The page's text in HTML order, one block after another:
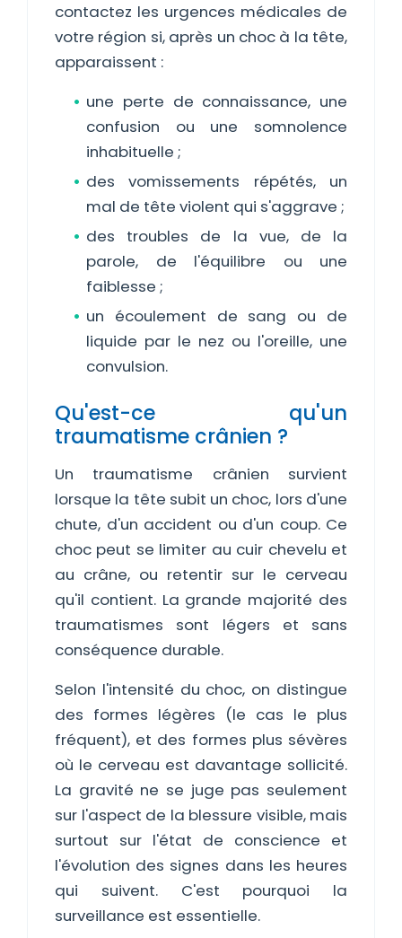
contactez les urgences médicales de
votre région si, après un choc à la tête,
apparaissent :
une perte de connaissance, une
confusion ou une somnolence
inhabituelle ;
des vomissements répétés, un
mal de tête violent qui s'aggrave ;
des troubles de la vue, de la
parole, de l'équilibre ou une
faiblesse ;
un écoulement de sang ou de
liquide par le nez ou l'oreille, une
convulsion.
Qu'est-ce qu'un
traumatisme crânien ?
Un traumatisme crânien survient
lorsque la tête subit un choc, lors d'une
chute, d'un accident ou d'un coup. Ce
choc peut se limiter au cuir chevelu et
au crâne, ou retentir sur le cerveau
qu'il contient. La grande majorité des
traumatismes sont légers et sans
conséquence durable.
Selon l'intensité du choc, on distingue
des formes légères (le cas le plus
fréquent), et des formes plus sévères
où le cerveau est davantage sollicité.
La gravité ne se juge pas seulement
sur l'aspect de la blessure visible, mais
surtout sur l'état de conscience et
l'évolution des signes dans les heures
qui suivent. C'est pourquoi la
surveillance est essentielle.